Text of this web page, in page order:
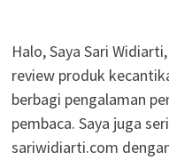
Halo, Saya Sari
review produk
berbagi pengalaman
pembaca. Saya juga
sariwidiarti.com